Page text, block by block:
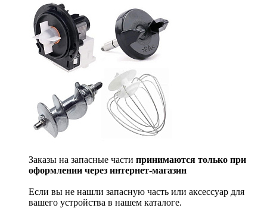
Заказы на запасные части принимаются только при
оформлении через интернет-магазин
Если вы не нашли запасную часть или аксессуар для
вашего устройства в нашем каталоге.